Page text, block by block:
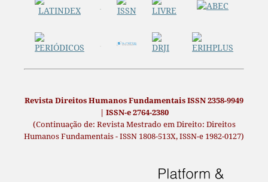
Revista Direitos Humanos Fundamentais ISSN 2358-9949
| ISSN-e 2764-2380
(Continuação de: Revista Mestrado em Direito: Direitos
Humanos Fundamentais - ISSN 1808-513X, ISSN-e 1982-0127)